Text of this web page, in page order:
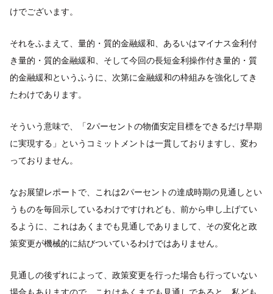
けでございます。
それをふまえて、量的・質的金融緩和、あるいはマイナス金利付
き量的・質的金融緩和、そして今回の長短金利操作付き量的・質
的金融緩和というふうに、次第に金融緩和の枠組みを強化してき
たわけであります。
そういう意味で、「2パーセントの物価安定目標をできるだけ早期
に実現する」というコミットメントは一貫しておりますし、変わ
っておりません。
なお展望レポートで、これは2パーセントの達成時期の見通しとい
うものを毎回示しているわけですけれども、前から申し上げてい
るように、これはあくまでも見通しでありまして、その変化と政
策変更が機械的に結びついているわけではありません。
見通しの後ずれによって、政策変更を行った場合も行っていない
場合もありますので、これはあくまでも見通しであると。私ども